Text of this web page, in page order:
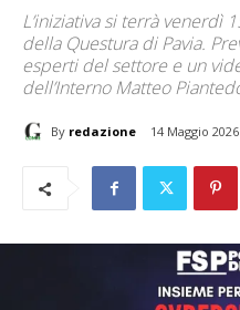
L’iniziativa si terrà venerdì
della Questura di Pavia.
esperti del settore e un
dell’Interno Matteo
By redazione 14 Maggio 2026